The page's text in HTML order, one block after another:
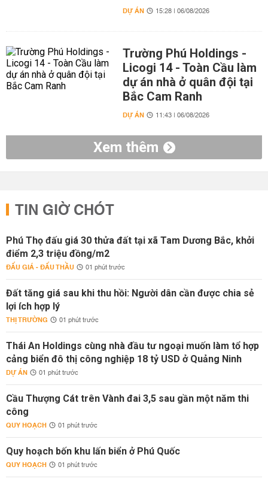
DỰ ÁN 15:28 | 06/08/2026
Trường Phú Holdings -
Licogi 14 - Toàn Cầu làm
dự án nhà ở quân đội tại
Bắc Cam Ranh
DỰ ÁN 11:43 | 06/08/2026
Xem thêm
TIN GIỜ CHÓT
Phú Thọ đấu giá 30 thửa đất tại xã Tam Dương Bắc, khởi
điểm 2,3 triệu đồng/m2
ĐẤU GIÁ - ĐẤU THẦU 01 phút trước
Đất tăng giá sau khi thu hồi: Người dân cần được chia sẻ
lợi ích hợp lý
THỊ TRƯỜNG 01 phút trước
Thái An Holdings cùng nhà đầu tư ngoại muốn làm tổ hợp
cảng biển đô thị công nghiệp 18 tỷ USD ở Quảng Ninh
DỰ ÁN 01 phút trước
Cầu Thượng Cát trên Vành đai 3,5 sau gần một năm thi
công
QUY HOẠCH 01 phút trước
Quy hoạch bốn khu lấn biển ở Phú Quốc
QUY HOẠCH 01 phút trước